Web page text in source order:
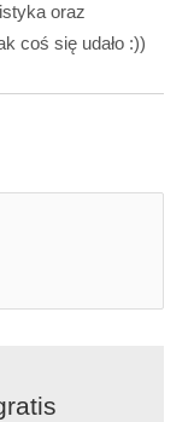
oraz
coś się udało :))